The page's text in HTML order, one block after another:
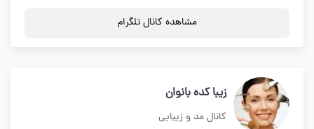
مشاهده کانال تلگرام
زیبا کده بانوان
کانال مد و زیبایی